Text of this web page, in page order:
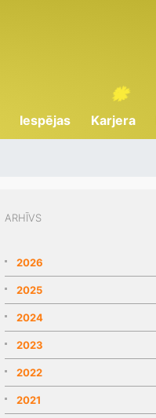
Iespējas Karjera
ARHĪVS
2026
2025
2024
2023
2022
2021